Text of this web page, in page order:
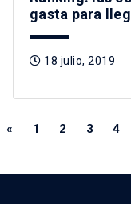
gasta para
18 julio, 2019
« 1 2 3 4